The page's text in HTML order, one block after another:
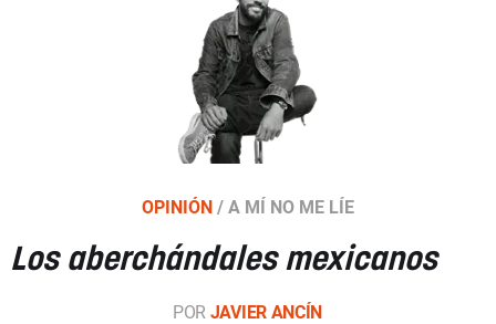
OPINIÓN / A MÍ NO ME LÍE
Los aberchándales mexicanos
POR JAVIER ANCÍN